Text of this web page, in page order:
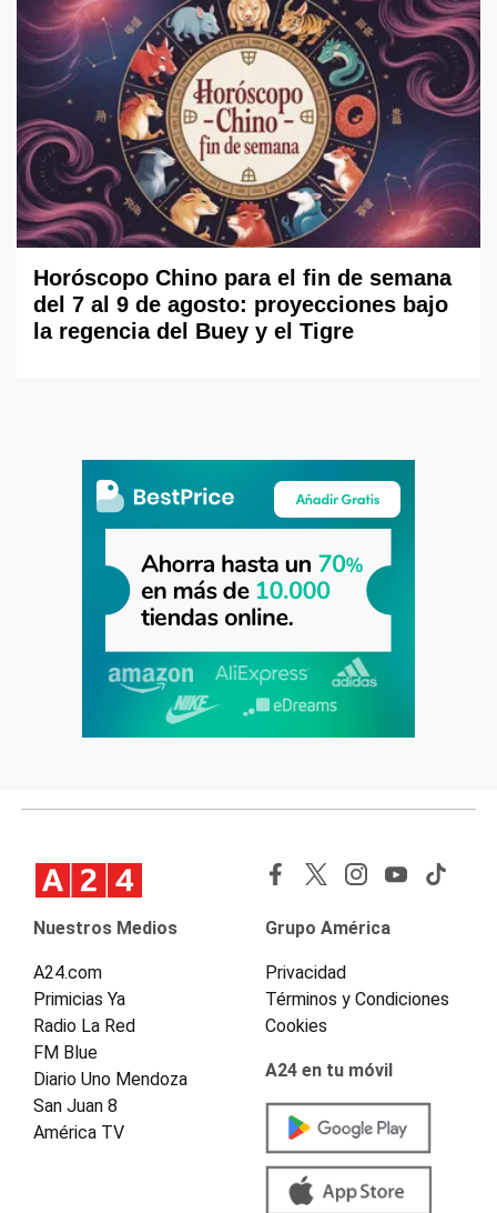
Horóscopo Chino para el fin de semana
del 7 al 9 de agosto: proyecciones bajo
la regencia del Buey y el Tigre
Nuestros Medios
A24.com
Primicias Ya
Radio La Red
FM Blue
Diario Uno Mendoza
San Juan 8
América TV
Grupo América
Privacidad
Términos y Condiciones
Cookies
A24 en tu móvil